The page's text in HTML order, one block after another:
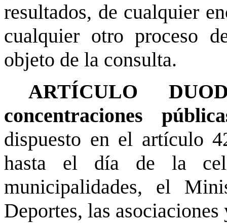
resultados, de cualquier
cualquier otro proceso
objeto de la consulta.
ARTÍCULO
concentraciones
dispuesto en el artículo
hasta el día de la
municipalidades, el
Deportes, las